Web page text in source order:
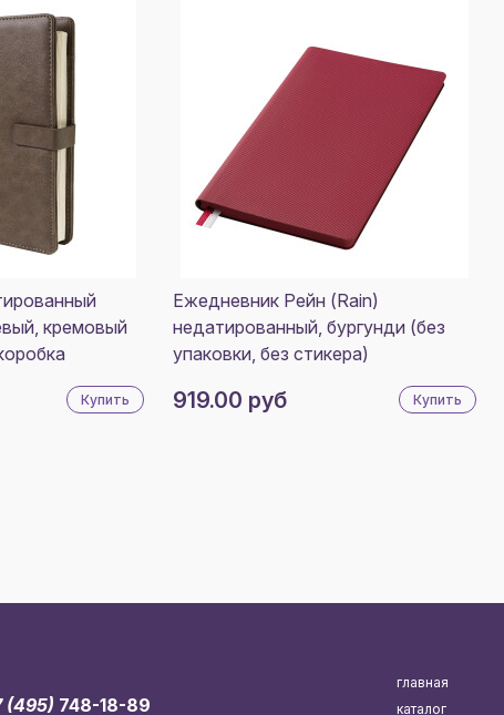
кремовый
Купить
Ежедневник Рейн (Rain)
недатированный, бургунди (без
упаковки, без стикера)
919.00 руб Купить
(495) 748-18-89
главная
каталог